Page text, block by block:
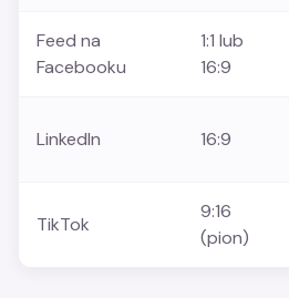
Feed na
Facebooku
1:1 lub
16:9
LinkedIn 16:9
TikTok
9:16
(pion)